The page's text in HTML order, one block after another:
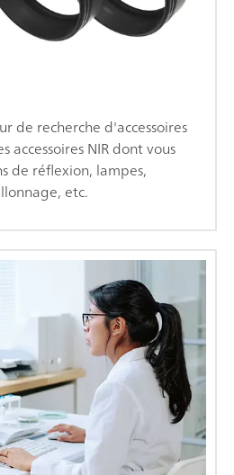
de recherche d'accessoires
accessoires NIR dont vous
de réflexion, lampes,
etc.